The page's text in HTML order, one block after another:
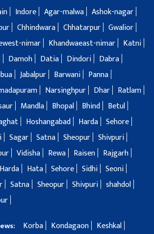
Indore Agar-malwa Ashok-nagar
Chhindwara Chhatarpur Gwalior
nimar Khandwaeast-nimar
Katni
Damoh Datia Dindori
Dabra
Jabalpur Barwani
Panna
Narsinghpur Dhar
Ratlam
Mandla Bhopal Bhind
Betul
Hoshangabad Harda Sehore
Sagar Satna Sheopur Shivpuri
Vidisha Rewa Raisen
Rajgarh
Harda Hata Sehore Sidhi Seoni
Satna Sheopur Shivpuri shahdol
Korba Kondagaon
Keshkal